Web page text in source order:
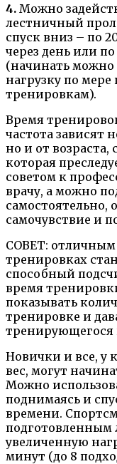
4. Можно
лестничный
спуск вниз – по
через день или
(начинать можно
нагрузку по
тренировкам).
Время
частота зависят
но и от возраста,
которая
советом к
врачу, а можно
самостоятельно,
самочувствие и
СОВЕТ:
тренировках
способный
время
показывать
тренировке и
Новички и все, у
вес, могут
Можно
поднимаясь и
времени.
подготовленным
увеличенную
минут (до 8